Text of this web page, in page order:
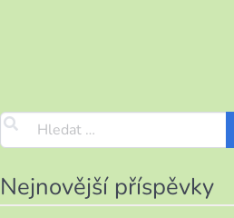
Nejnovější příspěvky